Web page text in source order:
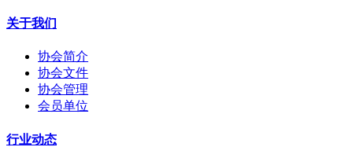
关于我们
协会简介
协会文件
协会管理
会员单位
行业动态